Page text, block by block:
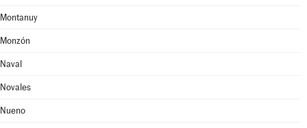
Montanuy
Monzón
Naval
Novales
Nueno